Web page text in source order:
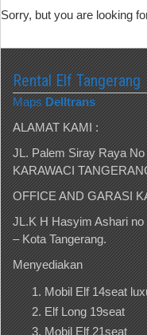
Sorry, but you are looking
Rental Elf Tangerang
Maps Delltrans
ALAMAT KAMI :
JL. Palem Siray Raya
KARAWACI
OFFICE AND GARASI
JL.K H Hasyim Ashari
– Kota Tangerang.
Menyediakan
Mobil Elf 14seat
Elf Long 19seat
Mobil Elf 21seat